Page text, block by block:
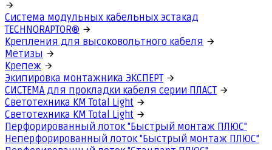
Система модульных кабельных эстакад
TECHNORAPTOR®
Крепления для высоковольтного кабеля
Метизы
Крепеж
Экипировка монтажника ЭКСПЕРТ
СИСТЕМА для прокладки кабеля серии ПЛАСТ
Светотехника КМ Total Light
Светотехника КМ Total Light
Перфорированный лоток "Быстрый монтаж ПЛЮС"
Неперфорированный лоток "Быстрый монтаж ПЛЮС"